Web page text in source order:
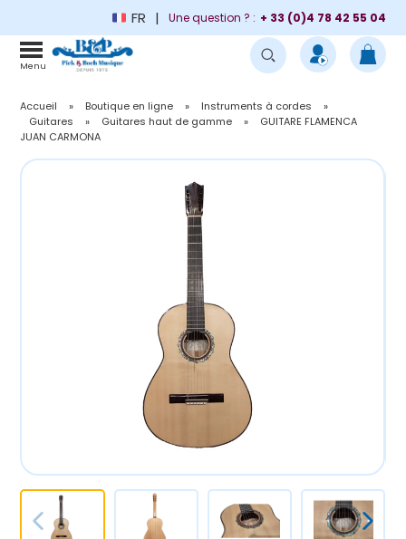
FR Une question ? : + 33 (0)4 78 42 55 04
Menu
Accueil » Boutique en ligne » Instruments à cordes
»
Guitares
» Guitares haut de gamme »
GUITARE FLAMENCA
JUAN CARMONA